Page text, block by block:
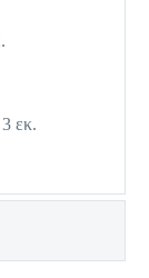
εκ.